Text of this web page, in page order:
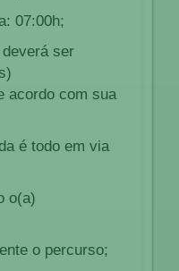
07:00h;
deverá ser
acordo com sua
é todo em via
o(a)
o percurso;